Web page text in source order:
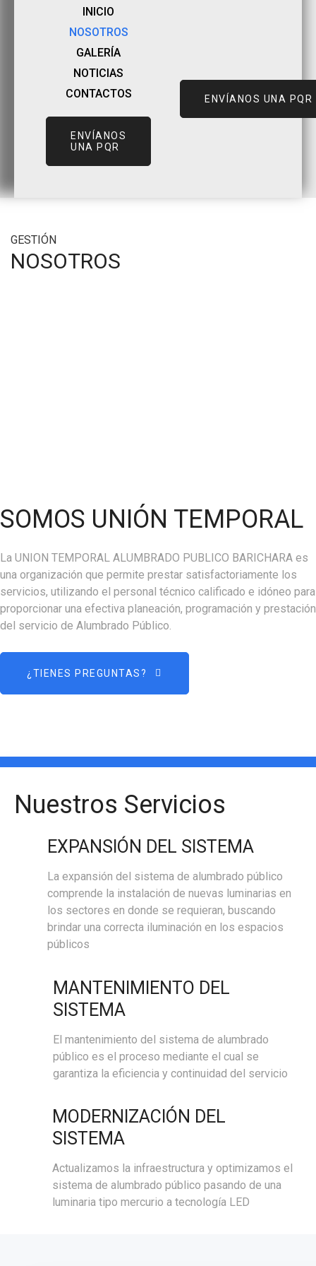
INICIO
NOSOTROS
GALERÍA
NOTICIAS
CONTACTOS
ENVÍANOS
UNA PQR
ENVÍANOS UNA PQR
GESTIÓN
NOSOTROS
SOMOS UNIÓN TEMPORAL
La UNION TEMPORAL ALUMBRADO PUBLICO BARICHARA es
una organización que permite prestar satisfactoriamente los
servicios, utilizando el personal técnico calificado e idóneo para
proporcionar una efectiva planeación, programación y prestación
del servicio de Alumbrado Público.
¿TIENES PREGUNTAS?
Nuestros Servicios
EXPANSIÓN DEL SISTEMA
La expansión del sistema de alumbrado público
comprende la instalación de nuevas luminarias en
los sectores en donde se requieran, buscando
brindar una correcta iluminación en los espacios
públicos
MANTENIMIENTO DEL
SISTEMA
El mantenimiento del sistema de alumbrado
público es el proceso mediante el cual se
garantiza la eficiencia y continuidad del servicio
MODERNIZACIÓN DEL
SISTEMA
Actualizamos la infraestructura y optimizamos el
sistema de alumbrado público pasando de una
luminaria tipo mercurio a tecnología LED